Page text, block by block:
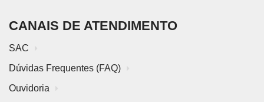
CANAIS DE ATENDIMENTO
SAC
Dúvidas Frequentes (FAQ)
Ouvidoria